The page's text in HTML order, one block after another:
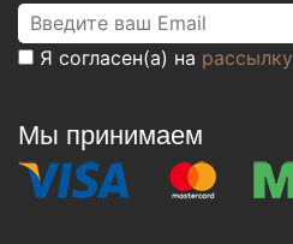
Я согласен(а) на рассылку
Мы принимаем